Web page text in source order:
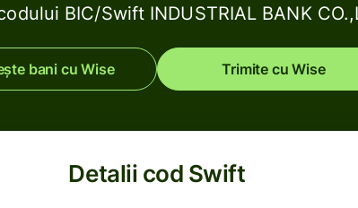
BIC/Swift INDUSTRIAL BANK
bani cu Wise Trimite cu Wise
Detalii cod Swift